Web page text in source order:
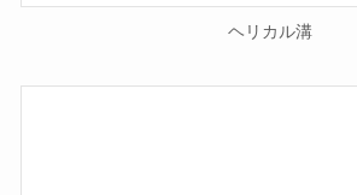
ヘリカル溝